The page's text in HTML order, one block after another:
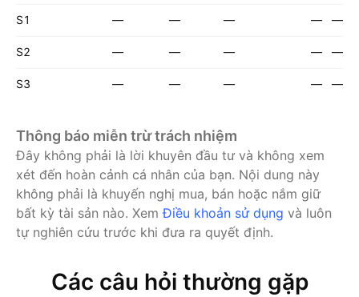
S1 — — — — —
S2 — — — — —
S3 — — — — —
Thông báo miễn trừ trách nhiệm
Đây không phải là lời khuyên đầu tư và không xem
xét đến hoàn cảnh cá nhân của bạn. Nội dung này
không phải là khuyến nghị mua, bán hoặc nắm giữ
bất kỳ tài sản nào. XemĐiều khoản sử dụng và luôn
tự nghiên cứu trước khi đưa ra quyết định.
Các câu hỏi thường gặp